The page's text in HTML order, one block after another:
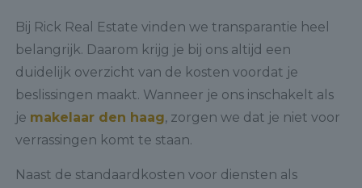
Bij Rick Real Estate vinden we transparantie heel
belangrijk. Daarom krijg je bij ons altijd een
duidelijk overzicht van de kosten voordat je
beslissingen maakt. Wanneer je ons inschakelt als
je makelaar den haag, zorgen we dat je niet voor
verrassingen komt te staan.
Naast de standaardkosten voor diensten als